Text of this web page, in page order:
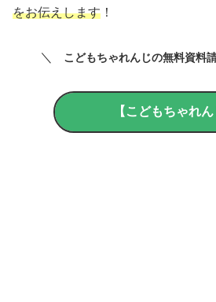
をお伝えします ！
＼ こどもちゃれんじの無料資料
【こどもちゃれん